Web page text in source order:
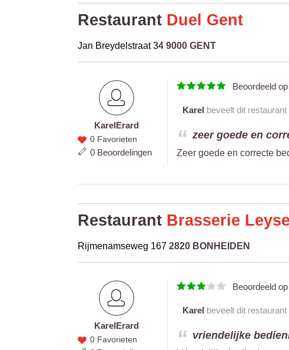
Restaurant Duel Gent
Jan Breydelstraat 34 9000 GENT
Karel
Erard
KarelErard
0 Favorieten
0 Beoordelingen
Beoordeeld op
Karel beveelt dit restaurant
zeer goede en
Zeer goede en correcte
Restaurant Brasserie
Rijmenamseweg 167 2820 BONHEIDEN
Karel
Erard
KarelErard
0 Favorieten
Beoordeeld op
Karel beveelt dit restaurant
vriendelijke